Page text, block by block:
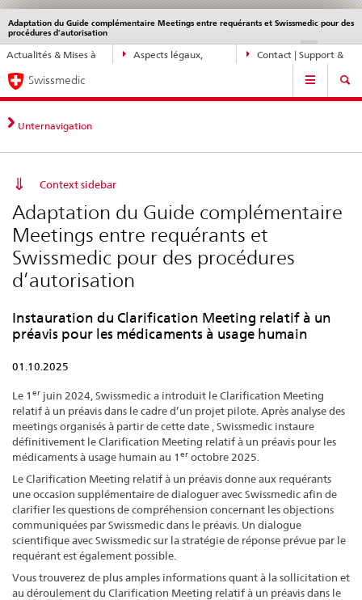
Navigation
directe:
actualités,
bases
juridiques,
contact
Actualités & Mises à
Aspects légaux,
Contact | Support &
Adaptation du Guide complémentaire Meetings entre requérants et Swissmedic pour des
procédures d’autorisation
DE EN
Service
navigation
Navigation
Swissmedic
Unternavigation
Context sidebar
Adaptation du Guide complémentaire
Meetings entre requérants et
Swissmedic pour des procédures
d’autorisation
Instauration du Clarification Meeting relatif à un
préavis pour les médicaments à usage humain
01.10.2025
Le 1 er juin 2024, Swissmedic a introduit le Clarification Meeting
relatif à un préavis dans le cadre d’un projet pilote. Après analyse des
meetings organisés à partir de cette date , Swissmedic instaure
définitivement le Clarification Meeting relatif à un préavis pour les
médicaments à usage humain au 1 er octobre 2025.
Le Clarification Meeting relatif à un préavis donne aux requérants
une occasion supplémentaire de dialoguer avec Swissmedic afin de
clarifier les questions de compréhension concernant les objections
communiquées par Swissmedic dans le préavis. Un dialogue
scientifique avec Swissmedic sur la stratégie de réponse prévue par le
requérant est également possible.
Vous trouverez de plus amples informations quant à la sollicitation et
au déroulement du Clarification Meeting relatif à un préavis dans le